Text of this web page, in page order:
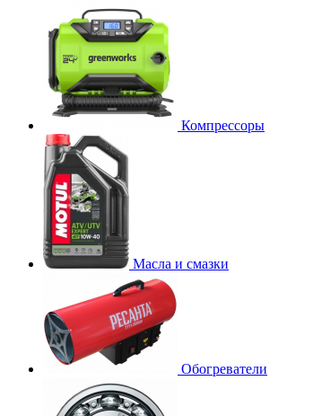
Компрессоры
Масла и смазки
Обогреватели